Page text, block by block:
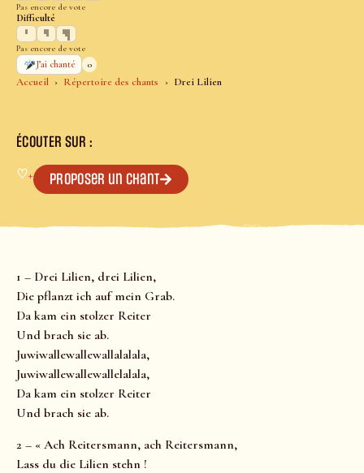
Accueil Répertoire des chants Drei Lilien
Pas encore de vote
Difficulté
Pas encore de vote
J’ai chanté
0
ÉCOUTER SUR :
♡+ Proposer un chant
1 – Drei Lilien, drei Lilien,
Die pflanzt ich auf mein Grab.
Da kam ein stolzer Reiter
Und brach sie ab.
Juwiwallewallewallalalala,
Juwiwallewallewallelalala,
Da kam ein stolzer Reiter
Und brach sie ab.
2 – « Ach Reitersmann, ach Reitersmann,
Lass du die Lilien stehn !